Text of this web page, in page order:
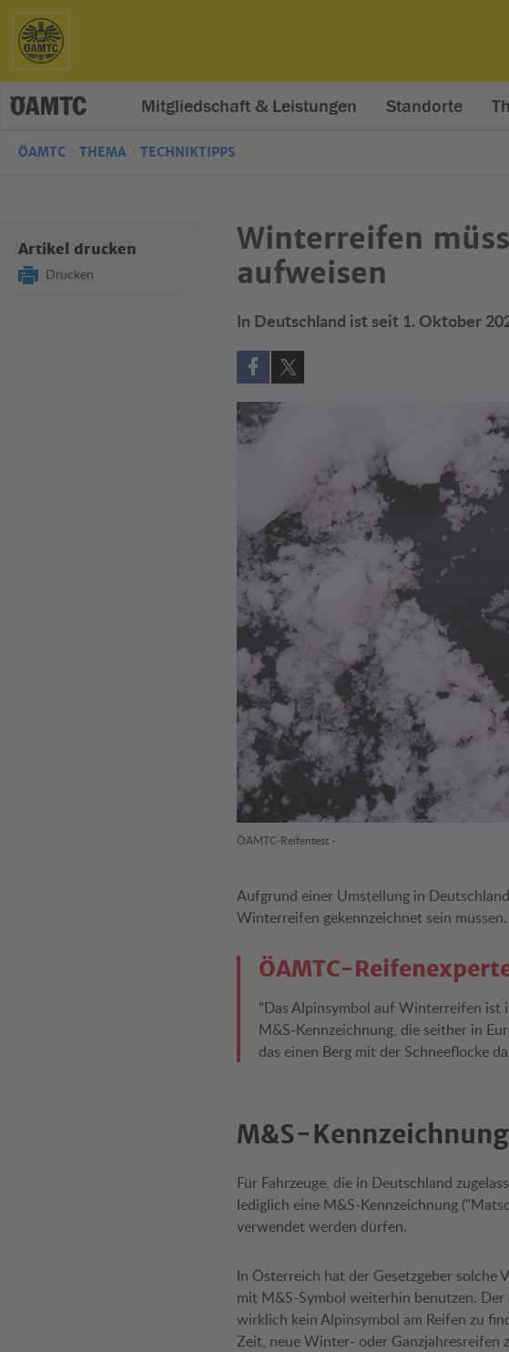
Mitgliedschaft & Leistungen Standorte
ÖAMTC THEMA TECHNIKTIPPS
Artikel drucken
Drucken
Winterreifen
aufweisen
In Deutschland ist seit 1. Oktober
Auf Facebook teilen (öffnet in neuem
Auf X teilen (öffnet in neuem
ÖAMTC-Reifentest -
Aufgrund einer Umstellung in
Winterreifen gekennzeichnet sein müssen.
ÖAMTC-
"Das Alpinsymbol auf Winterreifen ist
M&S-Kennzeichnung, die seither in
das einen Berg mit der Schneeflocke
M&S-
Für Fahrzeuge, die in Deutschland
lediglich eine M&S-Kennzeichnung
verwendet werden dürfen.
In Österreich hat der Gesetzgeber
mit M&S-Symbol weiterhin benutzen.
wirklich kein Alpinsymbol am Reifen zu
Zeit, neue Winter- oder Ganzjahresreifen